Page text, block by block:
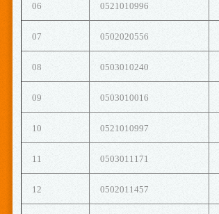
06 0521010996
07 0502020556
08 0503010240
09 0503010016
10 0521010997
11 0503011171
12 0502011457